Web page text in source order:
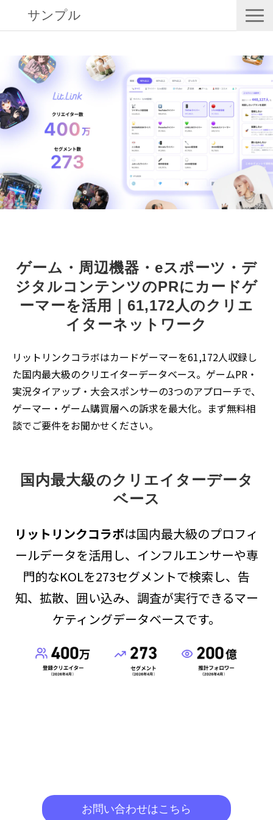
サンプル
リットリンクコラボ｜国内最大400万のインフルエンサー・クリエイ
ターデータベース
お問い合わせ
セミナー情報
お役立ち情報
ゲーム・周辺機器・eスポーツ・デ
ジタルコンテンツのPRにカードゲ
ーマーを活用｜61,172人のクリエ
イターネットワーク
リットリンクコラボはカードゲーマーを61,172人収録し
た国内最大級のクリエイターデータベース。ゲームPR・
実況タイアップ・大会スポンサーの3つのアプローチで、
ゲーマー・ゲーム購買層への訴求を最大化。まず無料相
談でご要件をお聞かせください。
国内最大級のクリエイターデータ
ベース
リットリンクコラボは国内最大級のプロフィ
ールデータを活用し、インフルエンサーや専
門的なKOLを273セグメントで検索し、告
知、拡散、囲い込み、調査が実行できるマー
ケティングデータベースです。
お問い合わせはこちら